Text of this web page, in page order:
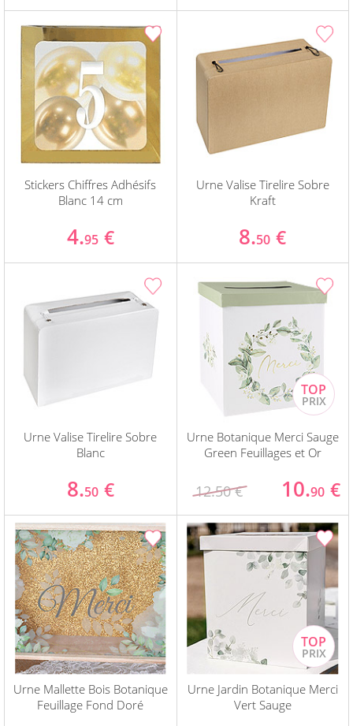
Stickers Chiffres Adhésifs
Blanc 14 cm
4.95 €
Urne Valise Tirelire Sobre
Kraft
8.50 €
Urne Valise Tirelire Sobre
Blanc
8.50 €
Urne Botanique Merci Sauge
Green Feuillages et Or
12.50 € 10.90 €
Urne Mallette Bois Botanique
Feuillage Fond Doré
Urne Jardin Botanique Merci
Vert Sauge